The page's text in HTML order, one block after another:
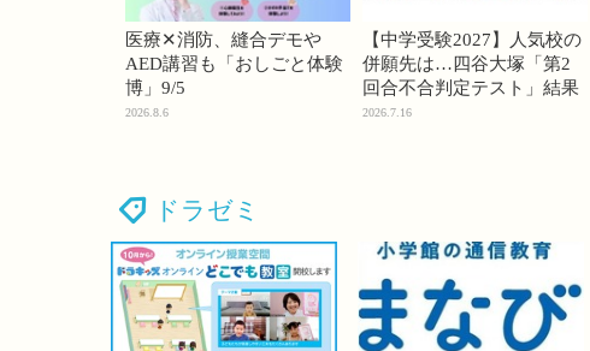
医療✕消防、縫合デモや
AED講習も「おしごと体験
博」9/5
2026.8.6
【中学受験2027】人気校の
併願先は…四谷大塚「第2
回合不合判定テスト」結果
2026.7.16
ドラゼミ